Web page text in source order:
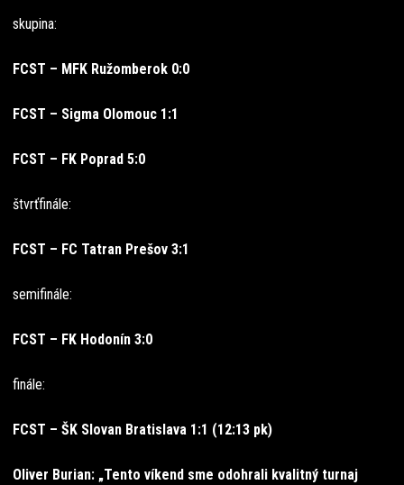
skupina:
FCST – MFK Ružomberok 0:0
FCST – Sigma Olomouc 1:1
FCST – FK Poprad 5:0
štvrťfinále:
FCST – FC Tatran Prešov 3:1
semifinále:
FCST – FK Hodonín 3:0
finále:
FCST – ŠK Slovan Bratislava 1:1 (12:13 pk)
Oliver Burian: „Tento víkend sme odohrali kvalitný turnaj